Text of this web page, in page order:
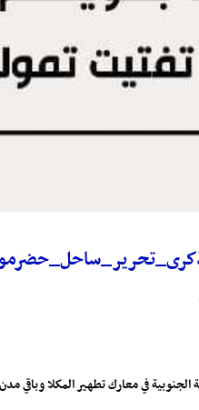
في معارك تطهير المكلا